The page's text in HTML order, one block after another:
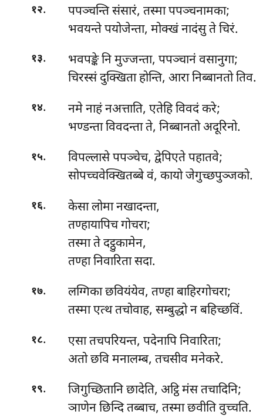
१२.
पपञ्चन्ति संसारं, तस्मा पपञ्चनामका;
भवयन्ते पयोजेन्ता, मोक्खं नादंसु ते चिरं.
१३.
भवपङ्के नि मुज्जन्ता, पपञ्चानं वसानुगा;
चिरस्सं दुक्खिता होन्ति, आरा निब्बानतो तिव.
१४. नमेनाहं नअत्ताति, एतेहि विवदं करे;
भण्डन्ता विवदन्ता ते, निब्बानतो अदूरिनो.
१५.
विपल्लासे पपञ्चेच, द्वेपिएते पहातवे;
सोपच्चवेक्खितब्बे वं, कायो जेगुच्छपुञ्जको.
१६. केसालोमा नखादन्ता,
तण्हायापिच गोचरा;
तस्मा ते दट्ठुकामेन,
तण्हा निवारिता सदा.
१७.
लग्गिका छवियंयेव, तण्हा बाहिरगोचरा;
तस्मा एत्थ तचोवाह, सम्बुद्धो न बहिच्छविं.
१८. एसातचपरियन्त, पदेनापि निवारिता;
अतो छवि मनालम्ब, तचसीव मनेकरे.
१९.
जिगुच्छितानि छादेति, अट्ठि मंस तचादिनि;
ञाणेन छिन्दि तब्बाच, तस्मा छवीति वुच्चति.